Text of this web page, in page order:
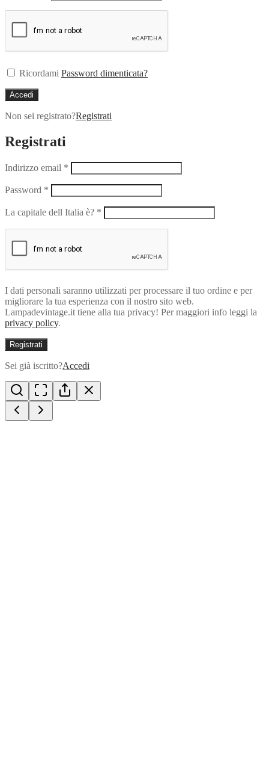
Ricordami Password dimenticata?
Accedi
Non sei registrato?Registrati
Registrati
Indirizzo email *
Password *
La capitale dell Italia è? *
I dati personali saranno utilizzati per processare il tuo ordine e per
migliorare la tua esperienza con il nostro sito web.
Lampadevintage.it tiene alla tua privacy! Per maggiori info leggi la
privacy policy.
Registrati
Sei già iscritto?Accedi